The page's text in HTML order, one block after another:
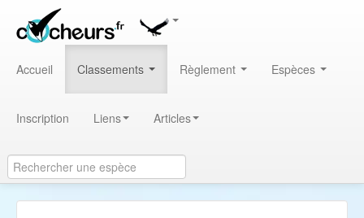
Accueil Classements Règlement Espèces
Inscription Liens Articles